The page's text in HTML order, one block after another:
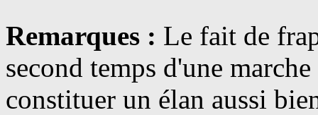
Remarques : Le fait de
second temps d'une
constituer un élan aussi